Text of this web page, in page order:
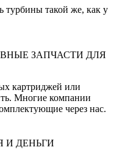
турбины такой же, как у
ЗАПЧАСТИ ДЛЯ
картриджей или
Многие компании
через нас.
ДЕНЬГИ